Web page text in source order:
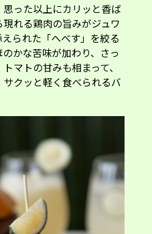
った以上にカリッと香ば
れる鶏肉の旨みがジュワ
られた「へべす」を絞る
かな苦味が加わり、さっ
マトの甘みも相まって、
クッと軽く食べられるバ